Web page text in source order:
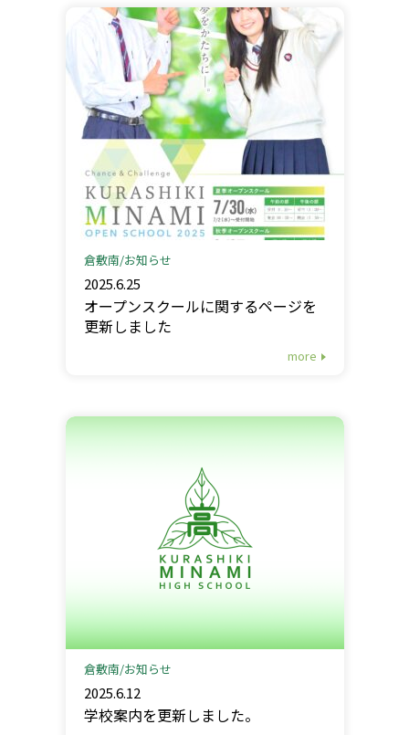
倉敷南 お知らせ
2025.6.25
オープンスクールに関するページを
更新しました
more
倉敷南 お知らせ
2025.6.12
学校案内を更新しました。